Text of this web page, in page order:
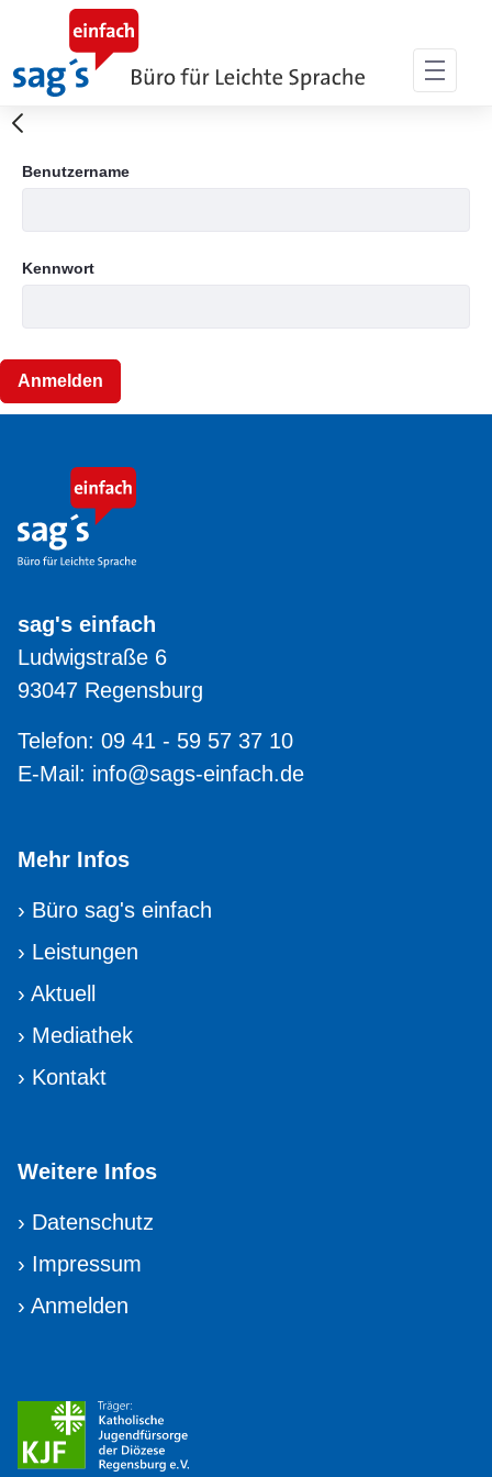
Zum Hauptinhalt springen
Benutzername
Kennwort
Anmelden
sag's einfach
Ludwigstraße 6
93047 Regensburg
Telefon: 09 41 - 59 57 37 10
E-Mail: info@sags-einfach.de
Mehr Infos
› Büro sag's einfach
› Leistungen
› Aktuell
› Mediathek
› Kontakt
Weitere Infos
› Datenschutz
› Impressum
› Anmelden